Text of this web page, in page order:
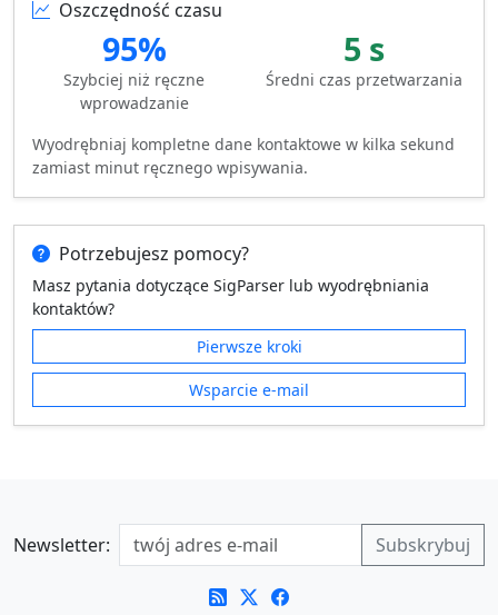
Oszczędność czasu
95%
Szybciej niż ręczne
wprowadzanie
5 s
Średni czas przetwarzania
Wyodrębniaj kompletne dane kontaktowe w kilka sekund
zamiast minut ręcznego wpisywania.
Potrzebujesz pomocy?
Masz pytania dotyczące SigParser lub wyodrębniania
kontaktów?
Pierwsze kroki
Wsparcie e-mail
Newsletter: